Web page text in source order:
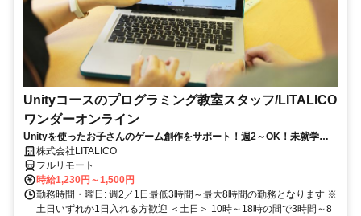
Unityコースのプログラミング教室スタッフ/LITALICO
ワンダーオンライン
Unityを使ったお子さんのゲーム創作をサポート！週2～OK！未就学～
高校生ためのオンライン教室♪
株式会社LITALICO
フルリモート
時給1,230円～1,500円
勤務時間・曜日: 週2／1日最低3時間～最大8時間の勤務となります ※
土日いずれか1日入れる方歓迎 ＜土日＞ 10時～18時の間で3時間～8